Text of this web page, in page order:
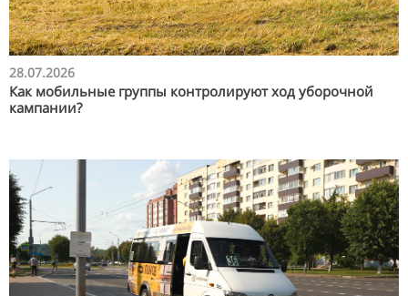
28.07.2026
Как мобильные группы контролируют ход уборочной
кампании?